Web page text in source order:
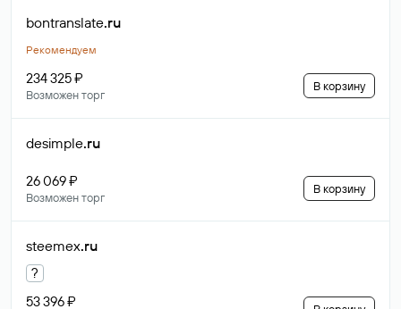
bontranslate.ru
Рекомендуем
234 325 ₽
Возможен торг
В корзину
desimple.ru
26 069 ₽
Возможен торг
В корзину
steemex.ru
?
53 396 ₽